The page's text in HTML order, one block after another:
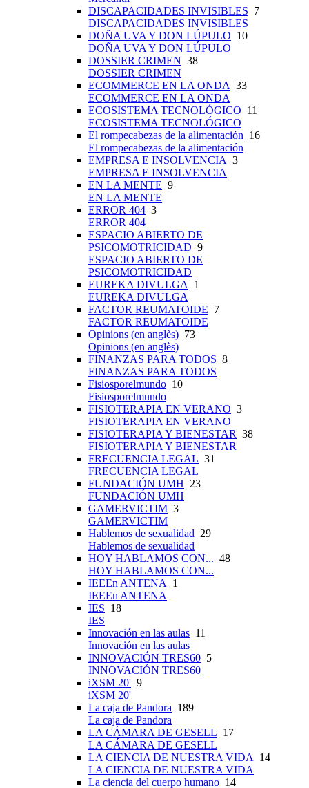
DISCAPACIDADES INVISIBLES 7
DISCAPACIDADES INVISIBLES
DOÑA UVA Y DON LÚPULO 10
DOÑA UVA Y DON LÚPULO
DOSSIER CRIMEN 38
DOSSIER CRIMEN
ECOMMERCE EN LA ONDA 33
ECOMMERCE EN LA ONDA
ECOSISTEMA TECNOLÓGICO 11
ECOSISTEMA TECNOLÓGICO
El rompecabezas de la alimentación 16
El rompecabezas de la alimentación
EMPRESA E INSOLVENCIA 3
EMPRESA E INSOLVENCIA
EN LA MENTE 9
EN LA MENTE
ERROR 404 3
ERROR 404
ESPACIO ABIERTO DE
PSICOMOTRICIDAD 9
ESPACIO ABIERTO DE
PSICOMOTRICIDAD
EUREKA DIVULGA
1
EUREKA DIVULGA
FACTOR REUMATOIDE 7
FACTOR REUMATOIDE
Opinions (en anglès) 73
Opinions (en anglès)
FINANZAS PARA TODOS 8
FINANZAS PARA TODOS
Fisiosporelmundo 10
Fisiosporelmundo
FISIOTERAPIA EN VERANO 3
FISIOTERAPIA EN VERANO
FISIOTERAPIA Y BIENESTAR 38
FISIOTERAPIA Y BIENESTAR
FRECUENCIA LEGAL 31
FRECUENCIA LEGAL
FUNDACIÓN UMH 23
FUNDACIÓN UMH
GAMERVICTIM 3
GAMERVICTIM
Hablemos de sexualidad 29
Hablemos de sexualidad
HOY HABLAMOS CON... 48
HOY HABLAMOS CON...
IEEEn ANTENA
1
IEEEn ANTENA
IES 18
IES
Innovación en las aulas 11
Innovación en las aulas
INNOVACIÓN TRES60 5
INNOVACIÓN TRES60
iXSM 20' 9
iXSM 20'
La caja de Pandora 189
La caja de Pandora
LA CÁMARA DE GESELL 17
LA CÁMARA DE GESELL
LA CIENCIA DE NUESTRA VIDA
14
LA CIENCIA DE NUESTRA VIDA
La ciencia del cuerpo humano 14